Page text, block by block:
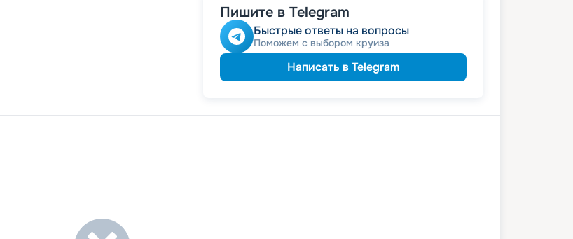
Пишите в Telegram
Быстрые ответы на вопросы
Поможем с выбором круиза
Написать в Telegram